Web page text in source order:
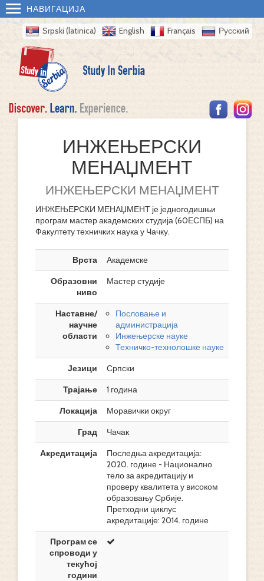
НАВИГАЦИЈА
Srpski (latinica) English Français Русский
ИНЖЕЊЕРСКИ
МЕНАЏМЕНТ
ИНЖЕЊЕРСКИ МЕНАЏМЕНТ
ИНЖЕЊЕРСКИ МЕНАЏМЕНТ је једногодишњи
програм мастер академских студија (60ЕСПБ) на
Факултету техничких наука у Чачку.
Врста
Академске
Образовни
ниво
Мастер студије
Наставне/
научне
области
Пословање и
администрација
Инжењерске науке
Техничко-технолошке науке
Језици
Српски
Трајање
1 година
Локација
Моравички округ
Град
Чачак
Акредитација
Последња акредитација:
2020. године - Национално
тело за акредитацију и
проверу квалитета у високом
образовању Србије.
Претходни циклус
акредитације: 2014. године
Програм се
спроводи у
текућој
години